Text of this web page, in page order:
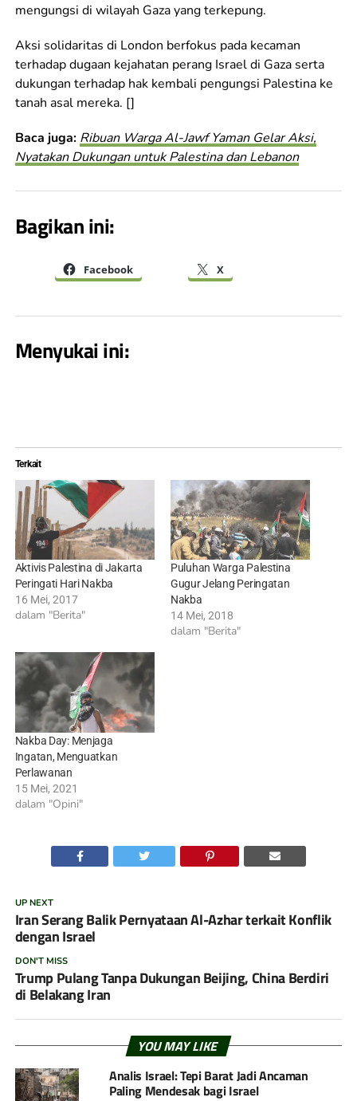
mengungsi di wilayah Gaza yang terkepung.
Aksi solidaritas di London berfokus pada kecaman
terhadap dugaan kejahatan perang Israel di Gaza serta
dukungan terhadap hak kembali pengungsi Palestina ke
tanah asal mereka. []
Baca juga: Ribuan Warga Al-Jawf Yaman Gelar Aksi,
Nyatakan Dukungan untuk Palestina dan Lebanon
Bagikan ini:
Facebook X
Menyukai ini:
Terkait
Aktivis Palestina di Jakarta
Peringati Hari Nakba
16 Mei, 2017
dalam "Berita"
Puluhan Warga Palestina
Gugur Jelang Peringatan
Nakba
14 Mei, 2018
dalam "Berita"
Nakba Day: Menjaga
Ingatan, Menguatkan
Perlawanan
15 Mei, 2021
dalam "Opini"
UP NEXT
Iran Serang Balik Pernyataan Al-Azhar terkait Konflik
dengan Israel
DON'T MISS
Trump Pulang Tanpa Dukungan Beijing, China Berdiri
di Belakang Iran
YOU MAY LIKE
Analis Israel: Tepi Barat Jadi Ancaman
Paling Mendesak bagi Israel